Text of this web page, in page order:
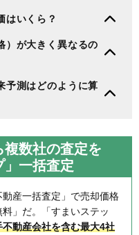
はいくら？
）が大きく異なるの
予測はどのように算
数社の査定を
」一括査定
産一括査定」で売却価格
」だ。「すまいステッ
不動産会社を含む最大4社